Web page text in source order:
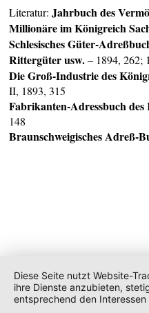
Literatur:Jahrbuch des
Millionäre im Königreich
Schlesisches Güter-
Rittergüter usw.– 1894, 262;
Die Groß-Industrie des
II, 1893, 315
Fabrikanten-Adressbuch des
148
Braunschweigisches Adreß-
Diese Seite nutzt Website-
ihre Dienste anzubieten,
entsprechend den